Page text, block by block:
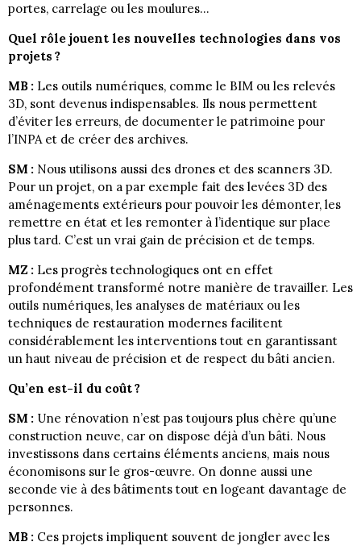
portes, carrelage ou les moulures…
Quel rôle jouent les nouvelles technologies dans vos
projets ?
MB : Les outils numériques, comme le BIM ou les relevés
3D, sont devenus indispensables. Ils nous permettent
d’éviter les erreurs, de documenter le patrimoine pour
l’INPA et de créer des archives.
SM : Nous utilisons aussi des drones et des scanners 3D.
Pour un projet, on a par exemple fait des levées 3D des
aménagements extérieurs pour pouvoir les démonter, les
remettre en état et les remonter à l’identique sur place
plus tard. C’est un vrai gain de précision et de temps.
MZ : Les progrès technologiques ont en effet
profondément transformé notre manière de travailler. Les
outils numériques, les analyses de matériaux ou les
techniques de restauration modernes facilitent
considérablement les interventions tout en garantissant
un haut niveau de précision et de respect du bâti ancien.
Qu’en est-il du coût ?
SM : Une rénovation n’est pas toujours plus chère qu’une
construction neuve, car on dispose déjà d’un bâti. Nous
investissons dans certains éléments anciens, mais nous
économisons sur le gros-œuvre. On donne aussi une
seconde vie à des bâtiments tout en logeant davantage de
personnes.
MB : Ces projets impliquent souvent de jongler avec les